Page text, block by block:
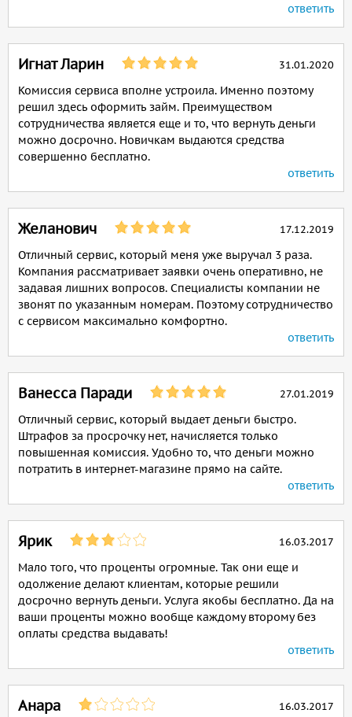
ответить
Игнат Ларин 31.01.2020
Комиссия сервиса вполне устроила. Именно поэтому
решил здесь оформить займ. Преимуществом
сотрудничества является еще и то, что вернуть деньги
можно досрочно. Новичкам выдаются средства
совершенно бесплатно.
ответить
Желанович 17.12.2019
Отличный сервис, который меня уже выручал 3 раза.
Компания рассматривает заявки очень оперативно, не
задавая лишних вопросов. Специалисты компании не
звонят по указанным номерам. Поэтому сотрудничество
с сервисом максимально комфортно.
ответить
Ванесса Паради 27.01.2019
Отличный сервис, который выдает деньги быстро.
Штрафов за просрочку нет, начисляется только
повышенная комиссия. Удобно то, что деньги можно
потратить в интернет-магазине прямо на сайте.
ответить
Ярик 16.03.2017
Мало того, что проценты огромные. Так они еще и
одолжение делают клиентам, которые решили
досрочно вернуть деньги. Услуга якобы бесплатно. Да на
ваши проценты можно вообще каждому второму без
оплаты средства выдавать!
ответить
Анара 16.03.2017